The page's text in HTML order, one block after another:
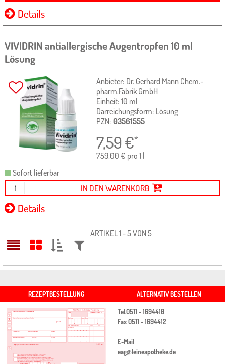
Details
VIVIDRIN antiallergische Augentropfen10 ml
Lösung
Anbieter: Dr. Gerhard Mann Chem.-
pharm.Fabrik GmbH
Einheit: 10 ml
Darreichungsform: Lösung
PZN: 03561555
7,59€*
759,00 € pro 1 l
Sofort lieferbar
IN DEN WARENKORB
Details
SORTIEREN
NACH:
FILTERN
NACH:
ARTIKEL 1 - 5 VON 5
REZEPTBESTELLUNG ALTERNATIV BESTELLEN
Tel.0511 - 1694410
Fax0511 -1694412
E-Mail
eag@leineapotheke.de